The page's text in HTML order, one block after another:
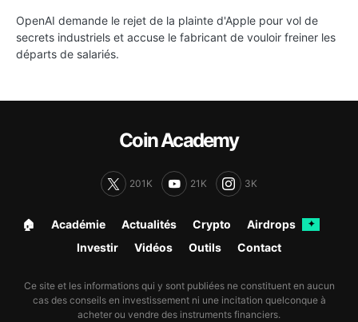
OpenAI demande le rejet de la plainte d'Apple pour vol de
secrets industriels et accuse le fabricant de vouloir freiner les
départs de salariés.
Coin Academy
201K 21K 3K
🏠︎ Académie Actualités Crypto Airdrops ✦
Investir Vidéos Outils Contact
Ce site et les informations qui y sont publiées ne constituent en aucun
cas des conseils en investissement ni une incitation quelconque à
acheter ou vendre des instruments financiers.